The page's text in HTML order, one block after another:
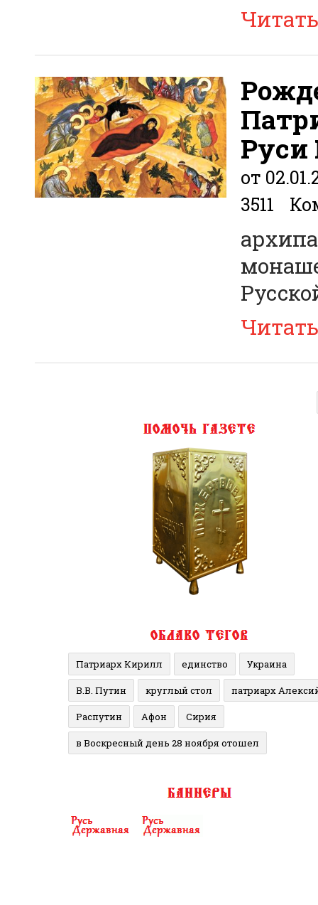
от
3511
Патриарх Кирилл единство Украина
В.В. Путин круглый стол патриарх
Распутин Афон Сирия
в Воскресный день 28 ноября отошел